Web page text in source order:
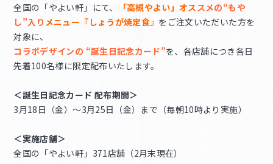
全国の「やよい軒」にて、
「高槻やよい」オススメの“もや
し”入り メニュー『しょうが焼定食』 をご注文いただいた方を
対象に、
コラボデザインの “誕生日記念カード”を、各店舗につき各日
先着100名様に限定配布いたします。
＜誕生日記念カード 配布期間＞
3月18日（金）～3月25日（金）まで（毎朝10時より実施）
＜実施店舗＞
全国の「やよい軒」371店舗（2月末現在）